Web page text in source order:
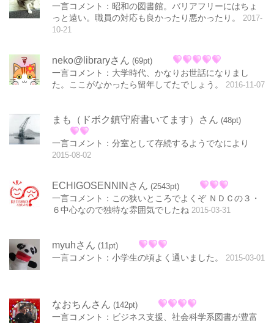
一言コメント：昭和の図書館。バリアフリーにはちょ
っと遠い。職員の対応も良かったり悪かったり。
2017-
10-21
neko@libraryさん (69pt)
一言コメント：大学時代、かなりお世話になりまし
た。ここがなかったら留年してたでしょう。
2016-11-07
まも（ドボク鎮守府書いてます）さん (48pt)
一言コメント：分室として存続するようでなにより
2015-08-02
ECHIGOSENNINさん (2543pt)
一言コメント：この狭いところでよくぞ ＮＤＣの３・
６中心なので独特な雰囲気でしたね 2015-03-31
myuhさん (11pt)
一言コメント：小学生の頃よく通いました。 2015-03-01
なおちんさん (142pt)
一言コメント：ビジネス支援、社会科学系図書が豊富